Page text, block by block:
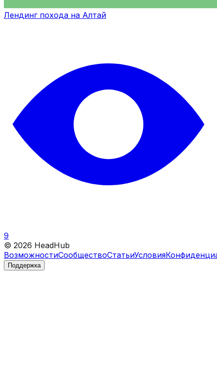
Лендинг похода на Алтай
9
© 2026 HeadHub
ВозможностиСообществоСтатьиУсловия
Поддержка